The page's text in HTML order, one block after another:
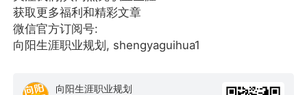
获取更多福利和精彩文章
微信官方订阅号:
向阳生涯职业规划, shengyaguihua1
向阳生涯职业规划